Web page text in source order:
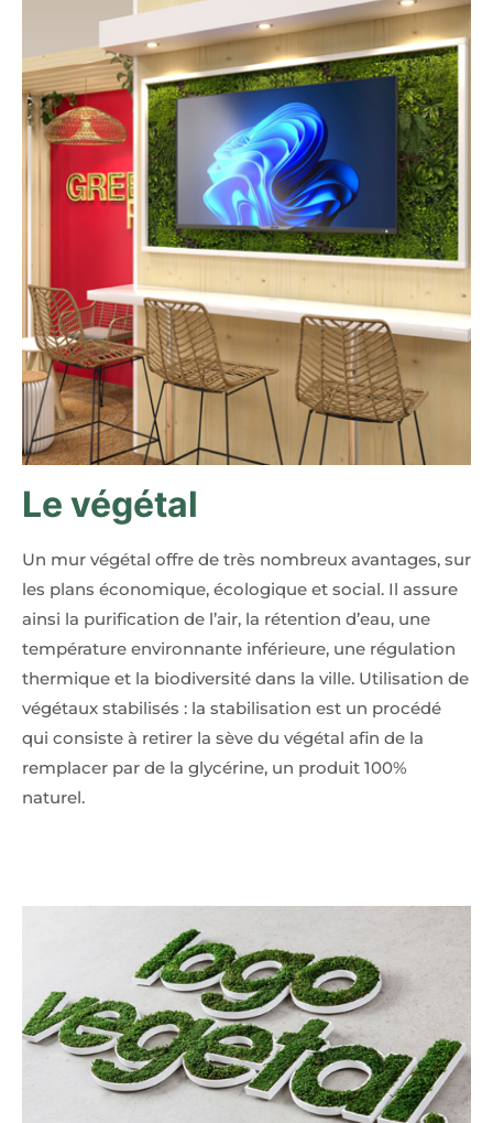
Le végétal
Un mur végétal offre de très nombreux avantages, sur
les plans économique, écologique et social. Il assure
ainsi la purification de l’air, la rétention d’eau, une
température environnante inférieure, une régulation
thermique et la biodiversité dans la ville. Utilisation de
végétaux stabilisés : la stabilisation est un procédé
qui consiste à retirer la sève du végétal afin de la
remplacer par de la glycérine, un produit 100%
naturel.